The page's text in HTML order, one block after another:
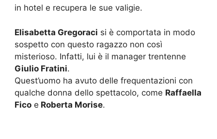
in hotel e recupera le sue valigie.
Elisabetta Gregoraci si è comportata in modo
sospetto con questo ragazzo non così
misterioso. Infatti, lui è il manager trentenne
Giulio Fratini.
Quest’uomo ha avuto delle frequentazioni con
qualche donna dello spettacolo, come Raffaella
Fico e Roberta Morise.